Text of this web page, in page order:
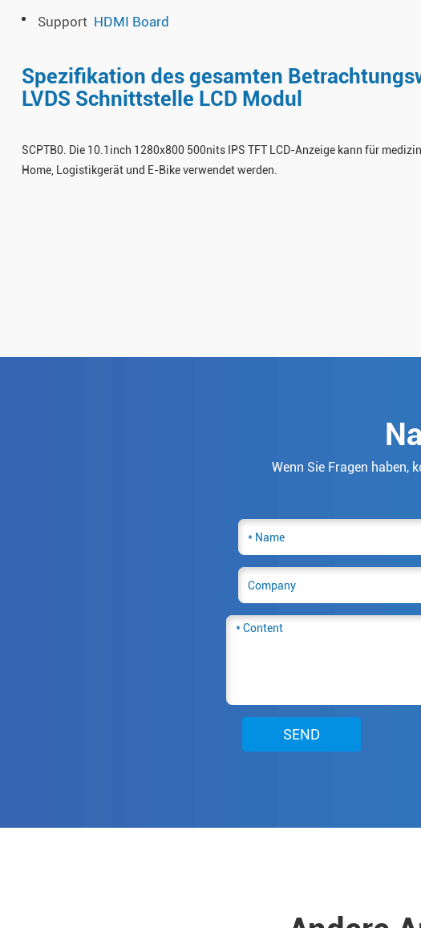
Support HDMI Board
Spezifikation des gesamten
LVDS Schnittstelle LCD Modul
SCPTB0. Die 10.1inch 1280x800 500nits IPS TFT LCD-Anzeige kann für
Home, Logistikgerät und E-Bike verwendet werden.
Wenn Sie Fragen haben,
SEND